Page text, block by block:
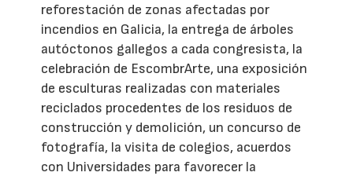
reforestación de zonas afectadas por
incendios en Galicia, la entrega de árboles
autóctonos gallegos a cada congresista, la
celebración de EscombrArte, una exposición
de esculturas realizadas con materiales
reciclados procedentes de los residuos de
construcción y demolición, un concurso de
fotografía, la visita de colegios, acuerdos
con Universidades para favorecer la